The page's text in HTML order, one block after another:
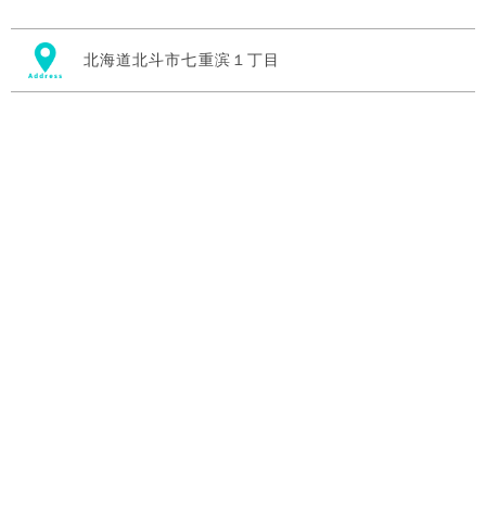
北海道北斗市七重滨１丁目